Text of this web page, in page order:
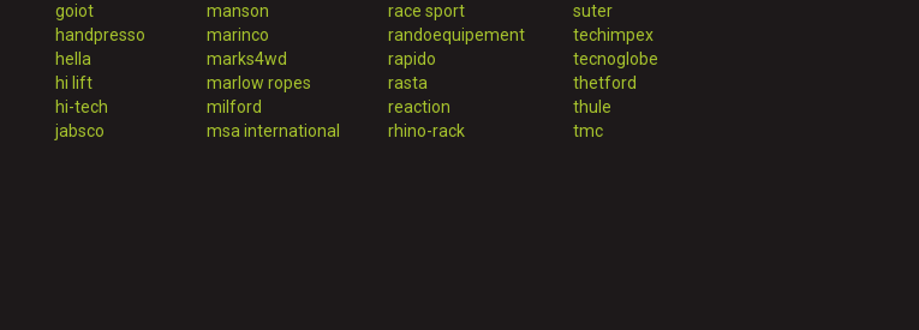
goiot
handpresso
hella
hi lift
hi-tech
jabsco
manson
marinco
marks4wd
marlow ropes
milford
msa international
race sport
randoequipement
rapido
rasta
reaction
rhino-rack
suter
techimpex
tecnoglobe
thetford
thule
tmc